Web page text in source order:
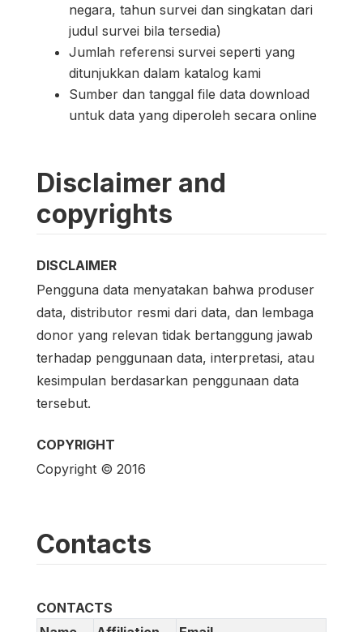
negara, tahun survei dan singkatan dari
judul survei bila tersedia)
Jumlah referensi survei seperti yang
ditunjukkan dalam katalog kami
Sumber dan tanggal file data download
untuk data yang diperoleh secara online
Disclaimer and
copyrights
DISCLAIMER
Pengguna data menyatakan bahwa produser
data, distributor resmi dari data, dan lembaga
donor yang relevan tidak bertanggung jawab
terhadap penggunaan data, interpretasi, atau
kesimpulan berdasarkan penggunaan data
tersebut.
COPYRIGHT
Copyright © 2016
Contacts
CONTACTS